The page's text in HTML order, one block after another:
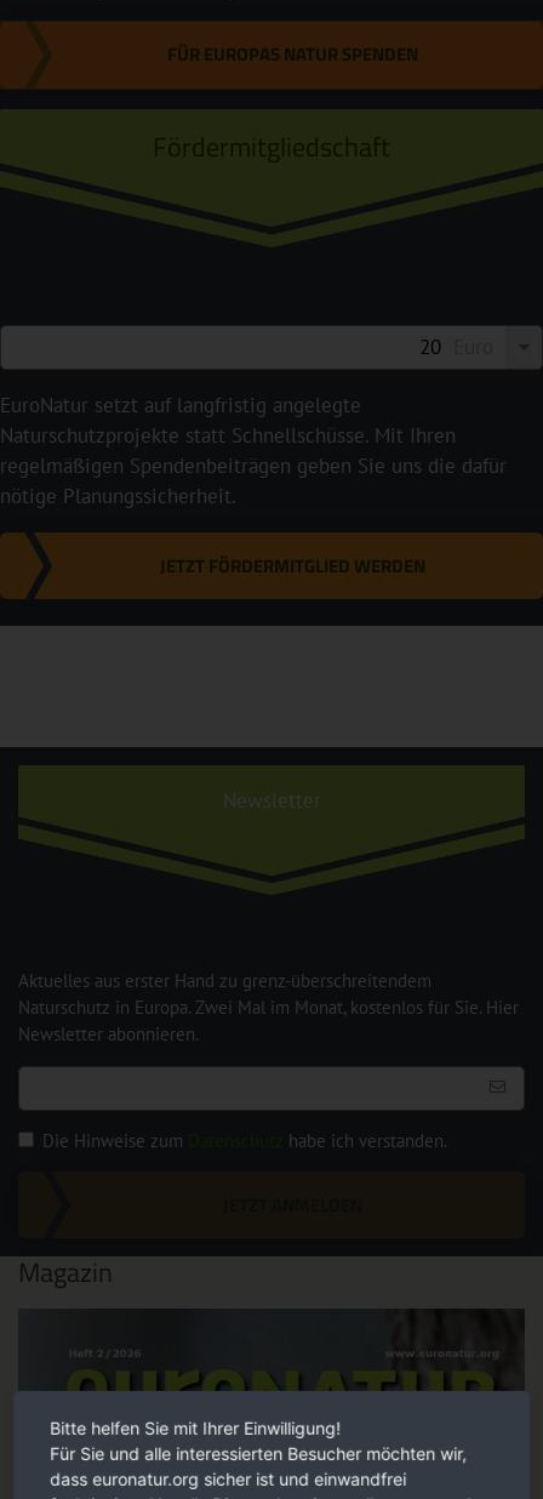
FÜR EUROPAS NATUR SPENDEN
Fördermitgliedschaft
EuroNatur setzt auf langfristig angelegte
Naturschutzprojekte statt Schnellschüsse. Mit Ihren
regelmäßigen Spendenbeiträgen geben Sie uns die dafür
nötige Planungssicherheit.
JETZT FÖRDERMITGLIED WERDEN
Newsletter
Aktuelles aus erster Hand zu grenz-überschreitendem
Naturschutz in Europa. Zwei Mal im Monat, kostenlos für Sie. Hier
Newsletter abonnieren.
Die Hinweise zum habe ich verstanden.
Magazin
Bitte helfen Sie mit Ihrer Einwilligung!
Für Sie und alle interessierten Besucher möchten wir,
dass euronatur.org sicher ist und einwandfrei